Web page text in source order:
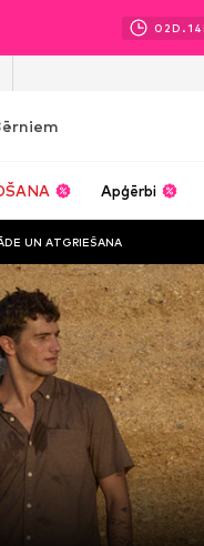
02D.14
Apģērbi
UN ATGRIEŠANA